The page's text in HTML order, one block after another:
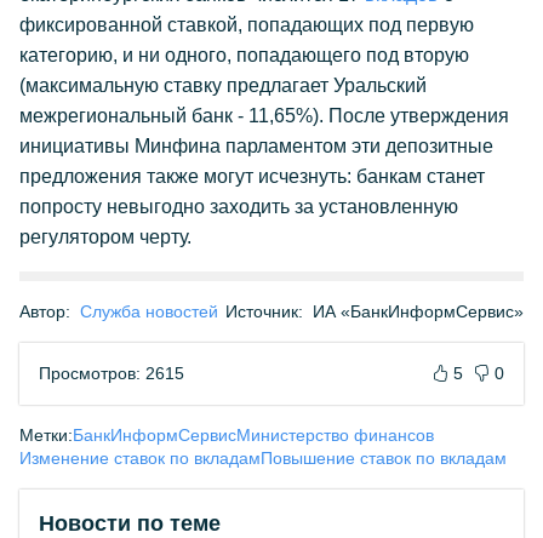
фиксированной ставкой, попадающих под первую
категорию, и ни одного, попадающего под вторую
(максимальную ставку предлагает Уральский
межрегиональный банк - 11,65%). После утверждения
инициативы Минфина парламентом эти депозитные
предложения также могут исчезнуть: банкам станет
попросту невыгодно заходить за установленную
регулятором черту.
Автор: Служба новостей Источник: ИА «БанкИнформСервис»
Просмотров: 2615 5 0
Метки:БанкИнформСервисМинистерство финансов
Изменение ставок по вкладамПовышение ставок по вкладам
Новости по теме